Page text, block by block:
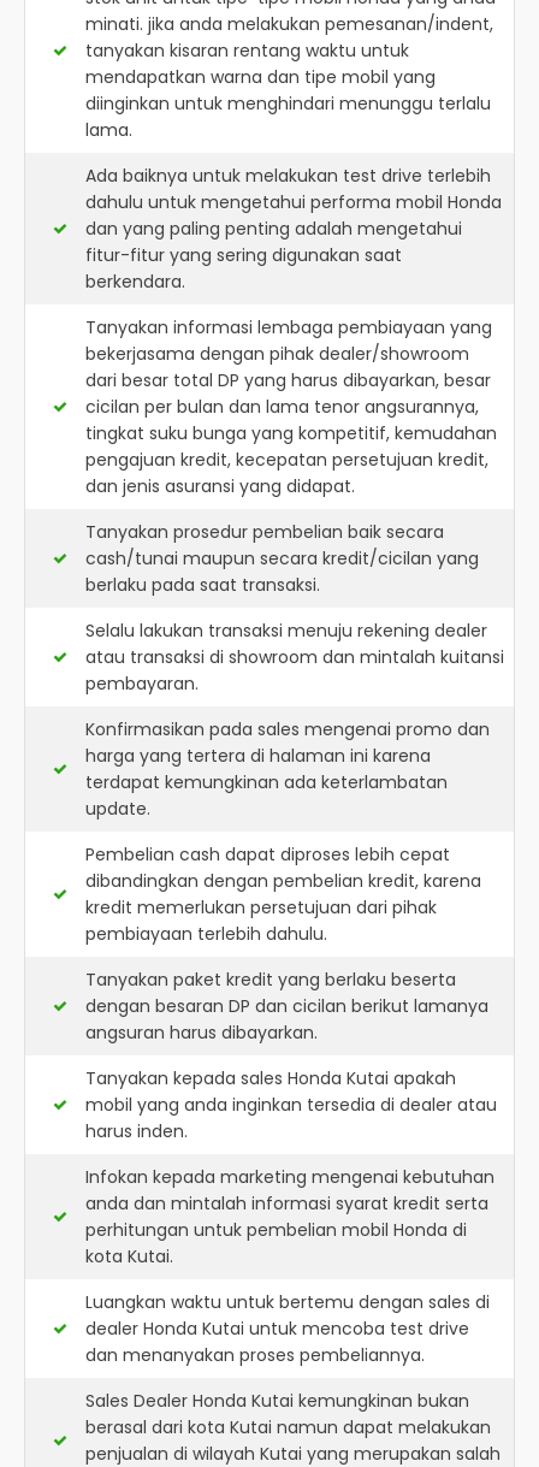
minati. jika anda melakukan pemesanan/indent,
tanyakan kisaran rentang waktu untuk
mendapatkan warna dan tipe mobil yang
diinginkan untuk menghindari menunggu terlalu
lama.
Ada baiknya untuk melakukan test drive terlebih
dahulu untuk mengetahui performa mobil Honda
dan yang paling penting adalah mengetahui
fitur-fitur yang sering digunakan saat
berkendara.
Tanyakan informasi lembaga pembiayaan yang
bekerjasama dengan pihak dealer/showroom
dari besar total DP yang harus dibayarkan, besar
cicilan per bulan dan lama tenor angsurannya,
tingkat suku bunga yang kompetitif, kemudahan
pengajuan kredit, kecepatan persetujuan kredit,
dan jenis asuransi yang didapat.
Tanyakan prosedur pembelian baik secara
cash/tunai maupun secara kredit/cicilan yang
berlaku pada saat transaksi.
Selalu lakukan transaksi menuju rekening dealer
atau transaksi di showroom dan mintalah kuitansi
pembayaran.
Konfirmasikan pada sales mengenai promo dan
harga yang tertera di halaman ini karena
terdapat kemungkinan ada keterlambatan
update.
Pembelian cash dapat diproses lebih cepat
dibandingkan dengan pembelian kredit, karena
kredit memerlukan persetujuan dari pihak
pembiayaan terlebih dahulu.
Tanyakan paket kredit yang berlaku beserta
dengan besaran DP dan cicilan berikut lamanya
angsuran harus dibayarkan.
Tanyakan kepada sales Honda Kutai apakah
mobil yang anda inginkan tersedia di dealer atau
harus inden.
Infokan kepada marketing mengenai kebutuhan
anda dan mintalah informasi syarat kredit serta
perhitungan untuk pembelian mobil Honda di
kota Kutai.
Luangkan waktu untuk bertemu dengan sales di
dealer Honda Kutai untuk mencoba test drive
dan menanyakan proses pembeliannya.
Sales Dealer Honda Kutai kemungkinan bukan
berasal dari kota Kutai namun dapat melakukan
penjualan di wilayah Kutai yang merupakan salah